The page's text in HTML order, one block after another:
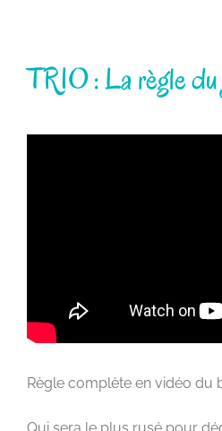
TRIO : La règle du
Règle complète en vidéo du
Qui sera le plus rusé pour